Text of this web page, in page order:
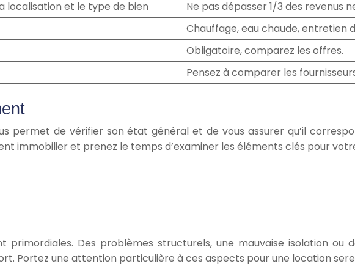
localisation et le type de bien
Ne pas dépasser 1/3 des revenus
Chauffage, eau chaude, entretien
Obligatoire, comparez les offres.
Pensez à comparer les
permet de vérifier son état général et de vous assurer qu’il
immobilier et prenez le temps d’examiner les éléments clés pour
Des problèmes structurels, une mauvaise isolation ou
Portez une attention particulière à ces aspects pour une location